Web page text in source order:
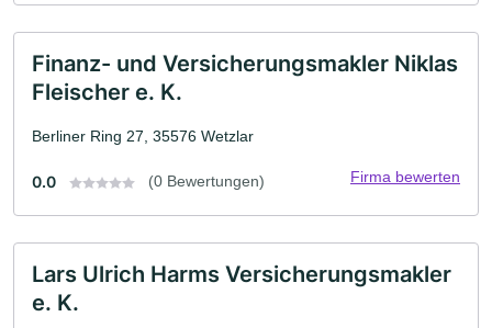
Finanz- und Versicherungsmakler Niklas
Fleischer e. K.
Berliner Ring 27, 35576 Wetzlar
0.0 (0 Bewertungen) Firma bewerten
Lars Ulrich Harms Versicherungsmakler
e. K.